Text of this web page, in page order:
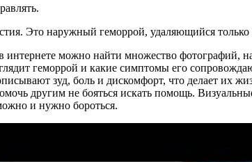
Это наружный геморрой, удаляющийся
можно найти множество фотографий,
геморрой и какие симптомы его
зуд, боль и дискомфорт, что делает их
другим не бояться искать помощь.
и нужно бороться.